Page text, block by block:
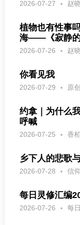
2026-07-27 赵
植物也有性事
海——《寂静的
2026-07-26 赵
你看见我
2026-07-29 原
约拿｜为什么
呼喊
2026-07-25 香
乡下人的悲歌
2026-07-28 信
每日灵修汇编
2026-07-26 每